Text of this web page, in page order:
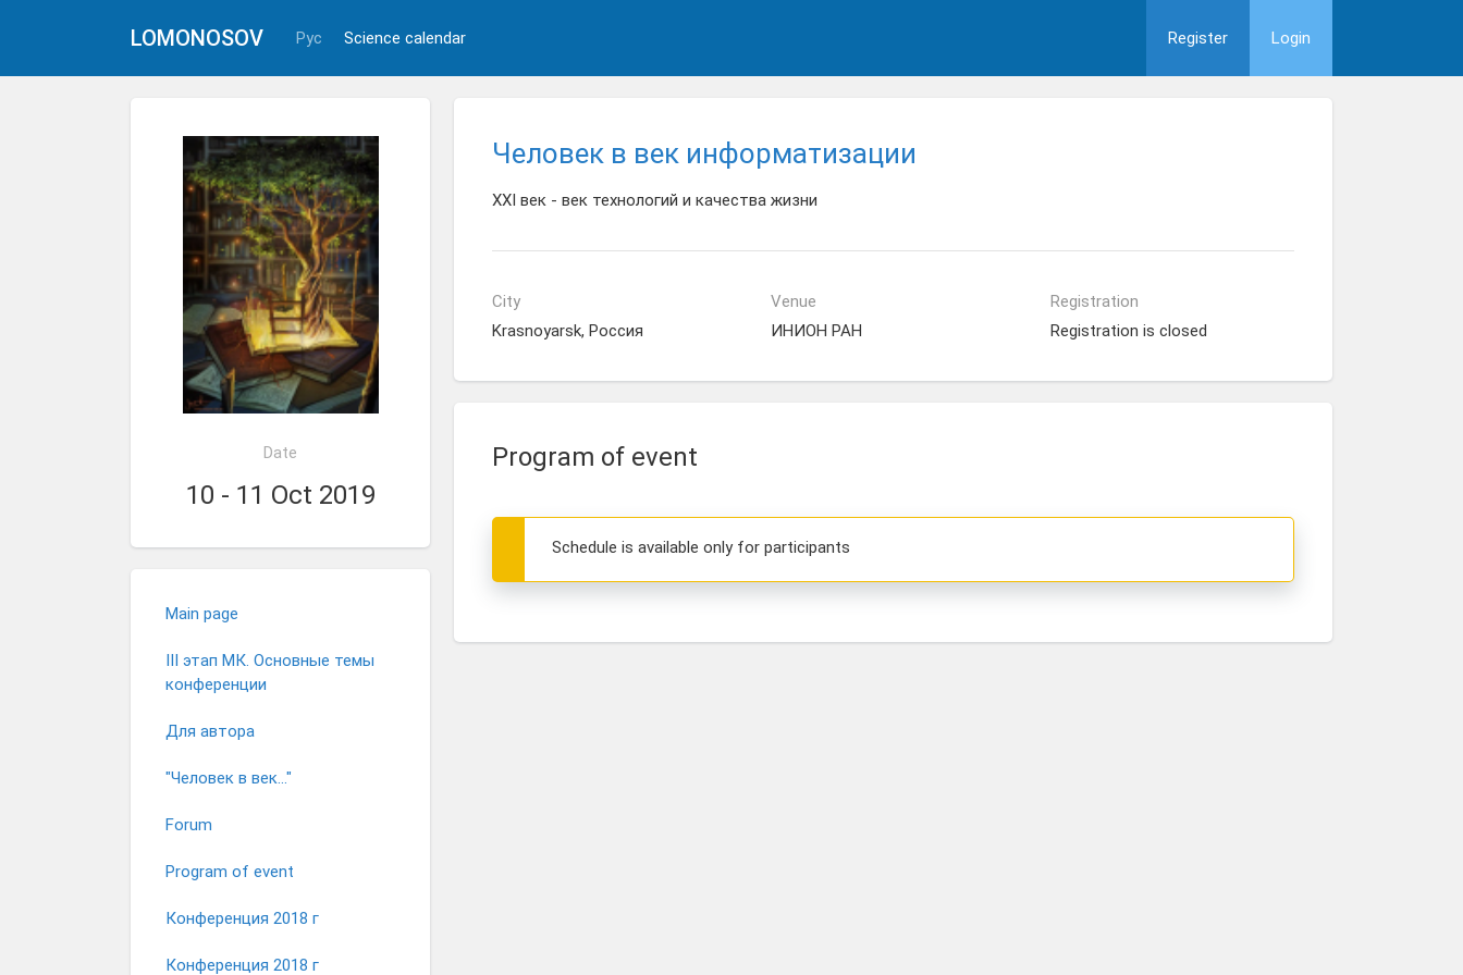
LOMONOSOV Рус Science calendar Register Login
Date
10 - 11 Oct 2019
Main page
III этап МК. Основные темы
конференции
Для автора
"Человек в век..."
Forum
Program of event
Конференция 2018 г
Конференция 2018 г
Человек в век информатизации
XXI век - век технологий и качества жизни
City
Krasnoyarsk, Россия
Venue
ИНИОН РАН
Registration
Registration is closed
Program of event
Schedule is available only for participants